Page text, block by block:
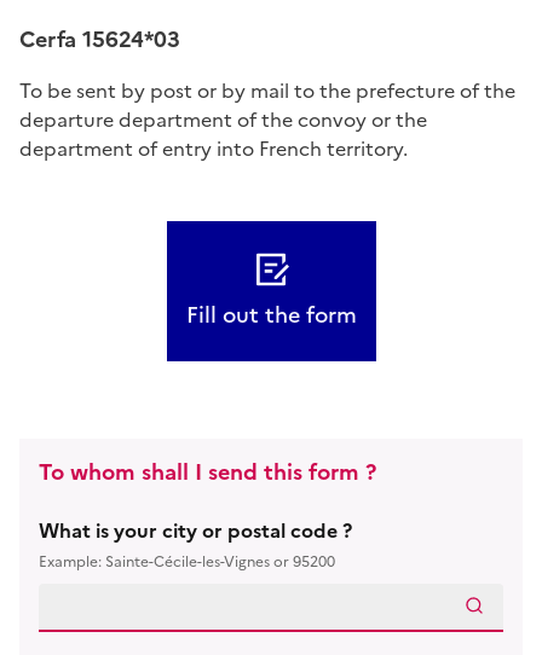
Cerfa 15624*03
To be sent by post or by mail to the prefecture of the
departure department of the convoy or the
department of entry into French territory.
Fill out the form
To whom shall I send this form ?
What is your city or postal code ?
Example: Sainte-Cécile-les-Vignes or 95200